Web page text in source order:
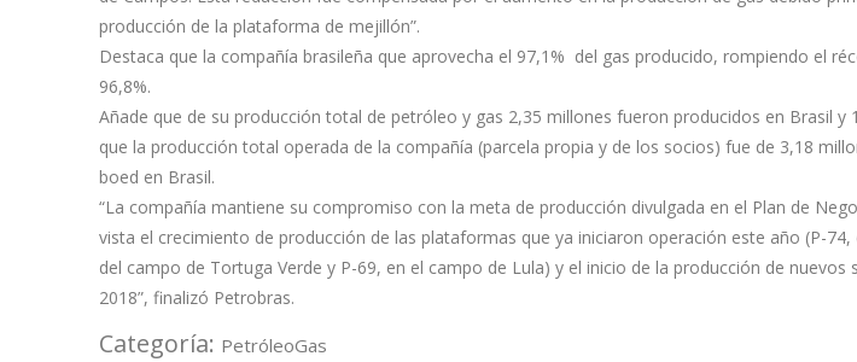
producción de la plataforma de mejillón”.
Destaca que la compañía brasileña que aprovecha el 97,1% del gas producido, rompiendo el
96,8%.
Añade que de su producción total de petróleo y gas 2,35 millones fueron producidos en Brasil y
que la producción total operada de la compañía (parcela propia y de los socios) fue de 3,18
boed en Brasil.
“La compañía mantiene su compromiso con la meta de producción divulgada en el Plan de
vista el crecimiento de producción de las plataformas que ya iniciaron operación este año (P-74,
del campo de Tortuga Verde y P-69, en el campo de Lula) y el inicio de la producción de
2018”, finalizó Petrobras.
Categoría: PetróleoGas